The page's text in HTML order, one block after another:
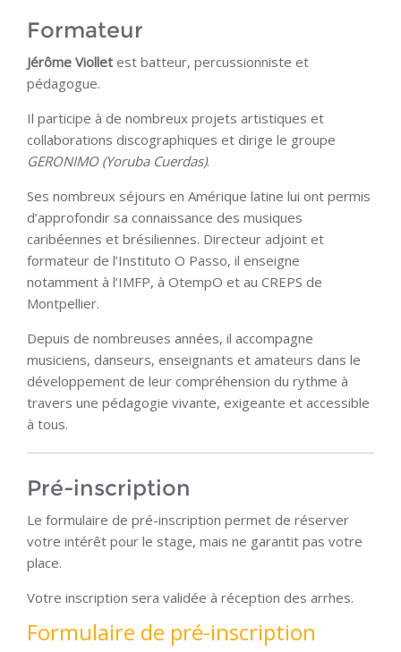
Formateur
Jérôme Viollet est batteur, percussionniste et
pédagogue.
Il participe à de nombreux projets artistiques et
collaborations discographiques et dirige le groupe
GERONIMO (Yoruba Cuerdas).
Ses nombreux séjours en Amérique latine lui ont permis
d’approfondir sa connaissance des musiques
caribéennes et brésiliennes. Directeur adjoint et
formateur de l’Instituto O Passo, il enseigne
notamment à l’IMFP, à OtempO et au CREPS de
Montpellier.
Depuis de nombreuses années, il accompagne
musiciens, danseurs, enseignants et amateurs dans le
développement de leur compréhension du rythme à
travers une pédagogie vivante, exigeante et accessible
à tous.
Pré-inscription
Le formulaire de pré-inscription permet de réserver
votre intérêt pour le stage, mais ne garantit pas votre
place.
Votre inscription sera validée à réception des arrhes.
Formulaire de pré-inscription